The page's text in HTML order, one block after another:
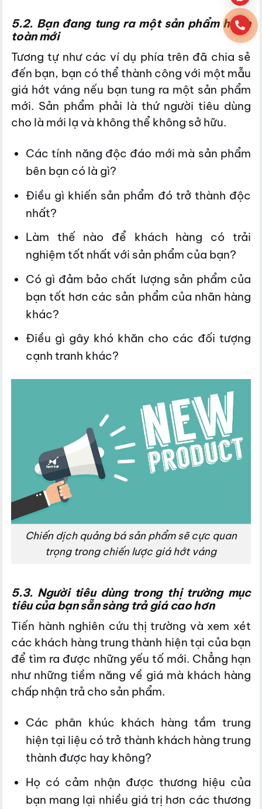
5.2. Bạn đang tung ra một sản phẩm hoàn
toàn mới
Tương tự như các ví dụ phía trên đã chia sẻ
đến bạn, bạn có thể thành công với một mẫu
giá hớt váng nếu bạn tung ra một sản phẩm
mới. Sản phẩm phải là thứ người tiêu dùng
cho là mới lạ và không thể không sở hữu.
Các tính năng độc đáo mới mà sản phẩm
bên bạn có là gì?
Điều gì khiến sản phẩm đó trở thành độc
nhất?
Làm thế nào để khách hàng có trải
nghiệm tốt nhất với sản phẩm của bạn?
Có gì đảm bảo chất lượng sản phẩm của
bạn tốt hơn các sản phẩm của nhãn hàng
khác?
Điều gì gây khó khăn cho các đối tượng
cạnh tranh khác?
Chiến dịch quảng bá sản phẩm sẽ cực quan
trọng trong chiến lược giá hớt váng
5.3. Người tiêu dùng trong thị trường mục
tiêu của bạn sẵn sàng trả giá cao hơn
Tiến hành nghiên cứu thị trường và xem xét
các khách hàng trung thành hiện tại của bạn
để tìm ra được những yếu tố mới. Chẳng hạn
như những tiềm năng về giá mà khách hàng
chấp nhận trả cho sản phẩm.
Các phân khúc khách hàng tầm trung
hiện tại liệu có trở thành khách hàng trung
thành được hay không?
Họ có cảm nhận được thương hiệu của
bạn mang lại nhiều giá trị hơn các thương